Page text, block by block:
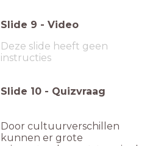
Slide 9 - Video
Deze slide heeft geen
instructies
Slide 10 - Quizvraag
Door cultuurverschillen
kunnen er grote